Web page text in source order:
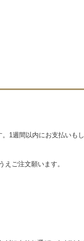
1週間以内にお支払いも
ご注文願います。